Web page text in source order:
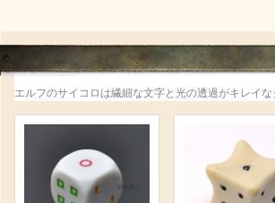
エルフのサイコロは繊細な文字と光の透過がキレイな